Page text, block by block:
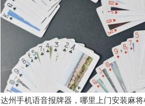
达州手机语音报牌器，哪里上门安装麻